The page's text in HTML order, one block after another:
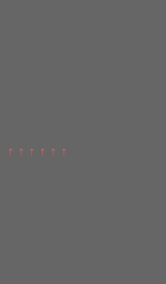
↑ ↑ ↑ ↑ ↑ ↑